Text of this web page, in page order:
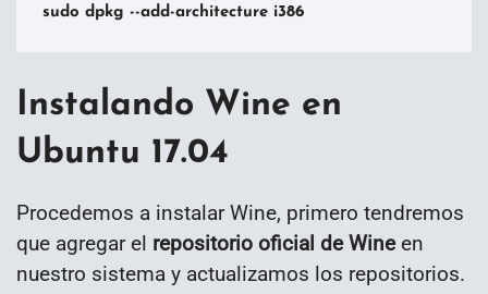
sudo dpkg --add-architecture i386
Instalando Wine en
Ubuntu 17.04
Procedemos a instalar Wine, primero tendremos
que agregar el repositorio oficial de Wineen
nuestro sistema y actualizamos los repositorios.